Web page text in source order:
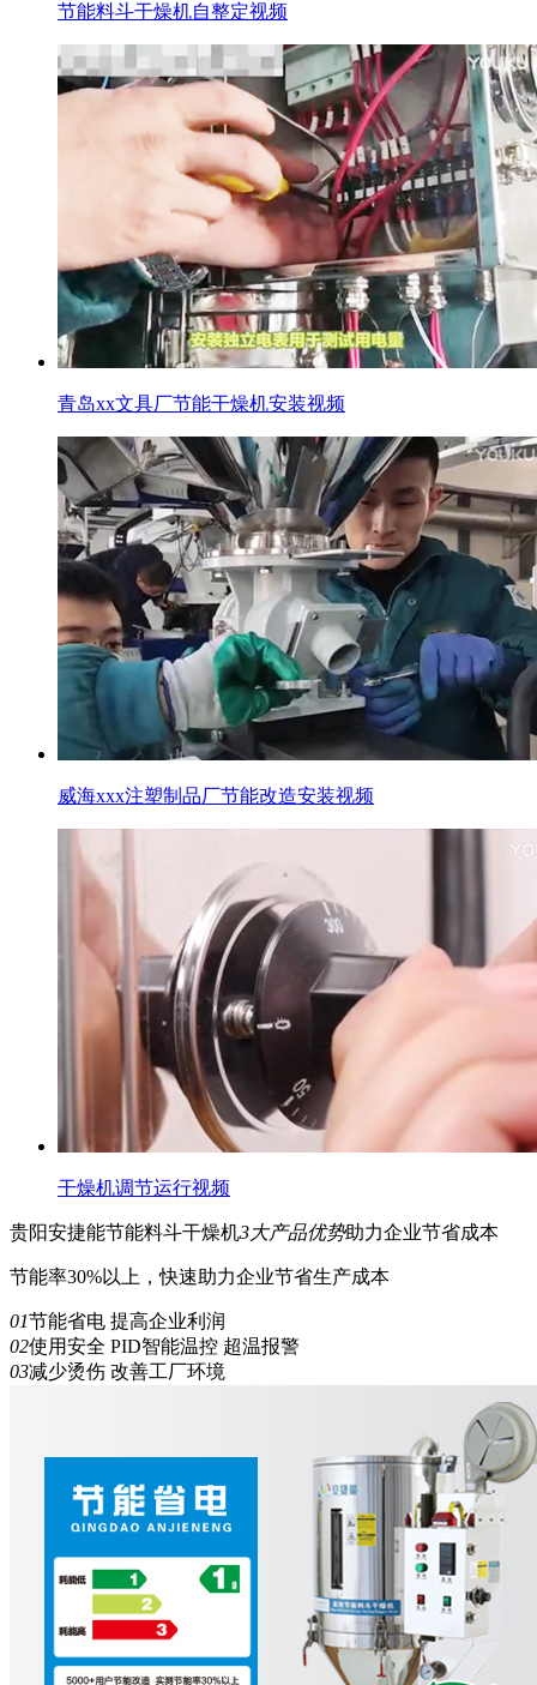
节能料斗干燥机自整定视频
青岛xx文具厂节能干燥机安装视频
威海xxx注塑制品厂节能改造安装视频
干燥机调节运行视频
贵阳安捷能节能料斗干燥机3大产品优势助力企业节省成本
节能率30%以上，快速助力企业节省生产成本
01节能省电 提高企业利润
02使用安全 PID智能温控 超温报警
03减少烫伤 改善工厂环境